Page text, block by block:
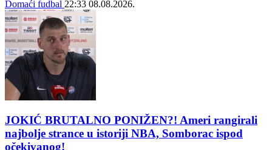
Domaći fudbal 22:33 08.08.2026.
JOKIĆ BRUTALNO PONIŽEN?! Ameri rangirali
najbolje strance u istoriji NBA, Somborac ispod
očekivanog!